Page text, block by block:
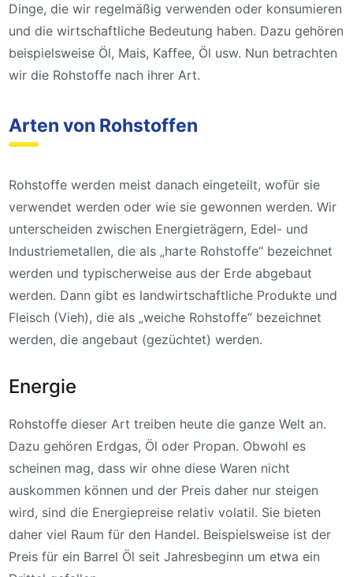
Dinge, die wir regelmäßig verwenden oder konsumieren
und die wirtschaftliche Bedeutung haben. Dazu gehören
beispielsweise Öl, Mais, Kaffee, Öl usw. Nun betrachten
wir die Rohstoffe nach ihrer Art.
Arten von Rohstoffen
Rohstoffe werden meist danach eingeteilt, wofür sie
verwendet werden oder wie sie gewonnen werden. Wir
unterscheiden zwischen Energieträgern, Edel- und
Industriemetallen, die als „harte Rohstoffe“ bezeichnet
werden und typischerweise aus der Erde abgebaut
werden. Dann gibt es landwirtschaftliche Produkte und
Fleisch (Vieh), die als „weiche Rohstoffe“ bezeichnet
werden, die angebaut (gezüchtet) werden.
Energie
Rohstoffe dieser Art treiben heute die ganze Welt an.
Dazu gehören Erdgas, Öl oder Propan. Obwohl es
scheinen mag, dass wir ohne diese Waren nicht
auskommen können und der Preis daher nur steigen
wird, sind die Energiepreise relativ volatil. Sie bieten
daher viel Raum für den Handel. Beispielsweise ist der
Preis für ein Barrel Öl seit Jahresbeginn um etwa ein